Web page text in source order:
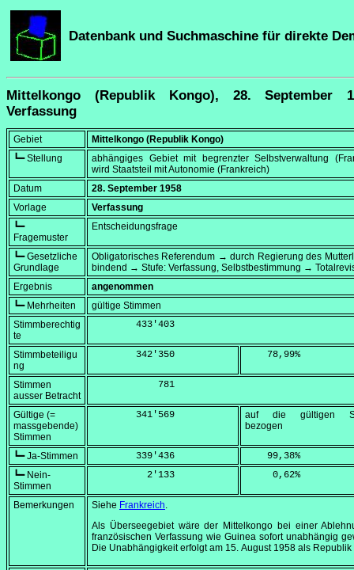
Datenbank und Suchmaschine für direkte
Mittelkongo (Republik Kongo), 28. September
Verfassung
Gebiet
Mittelkongo (Republik Kongo)
┗━ Stellung
abhängiges Gebiet mit begrenzter Selbstverwaltung
wird Staatsteil mit Autonomie (Frankreich)
Datum
28. September 1958
Vorlage
Verfassung
┗━
Fragemuster
Entscheidungsfrage
┗━ Gesetzliche
Grundlage
Obligatorisches Referendum → durch Regierung des
bindend → Stufe: Verfassung, Selbstbestimmung →
Ergebnis
angenommen
┗━ Mehrheiten
gültige Stimmen
Stimmberechtig
te
        433'403
Stimmbeteiligu
ng
        342'350
    78,99
%
Stimmen
ausser Betracht
            781
Gültige (=
massgebende)
Stimmen
        341'569
auf die gültigen
bezogen
┗━ Ja-Stimmen
        339'436
    99,38
%
┗━ Nein-
Stimmen
          2'133
     0,62
%
Bemerkungen Siehe Frankreich.
Als Überseegebiet wäre der Mittelkongo bei einer
französischen Verfassung wie Guinea sofort unabhängig
Die Unabhängigkeit erfolgt am 15. August 1958 als Republik